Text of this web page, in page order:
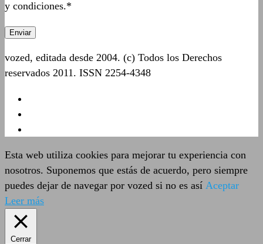
y condiciones.*
vozed, editada desde 2004. (c) Todos los Derechos
reservados 2011. ISSN 2254-4348
Esta web utiliza cookies para mejorar tu experiencia con
nosotros. Suponemos que estás de acuerdo, pero siempre
puedes dejar de navegar por vozed si no es así Aceptar
Leer más
Cerrar